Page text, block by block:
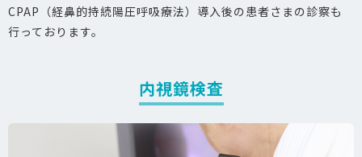
CPAP（経鼻的持続陽圧呼吸療法）導入後の患者さまの診察も
行っております。
内視鏡検査